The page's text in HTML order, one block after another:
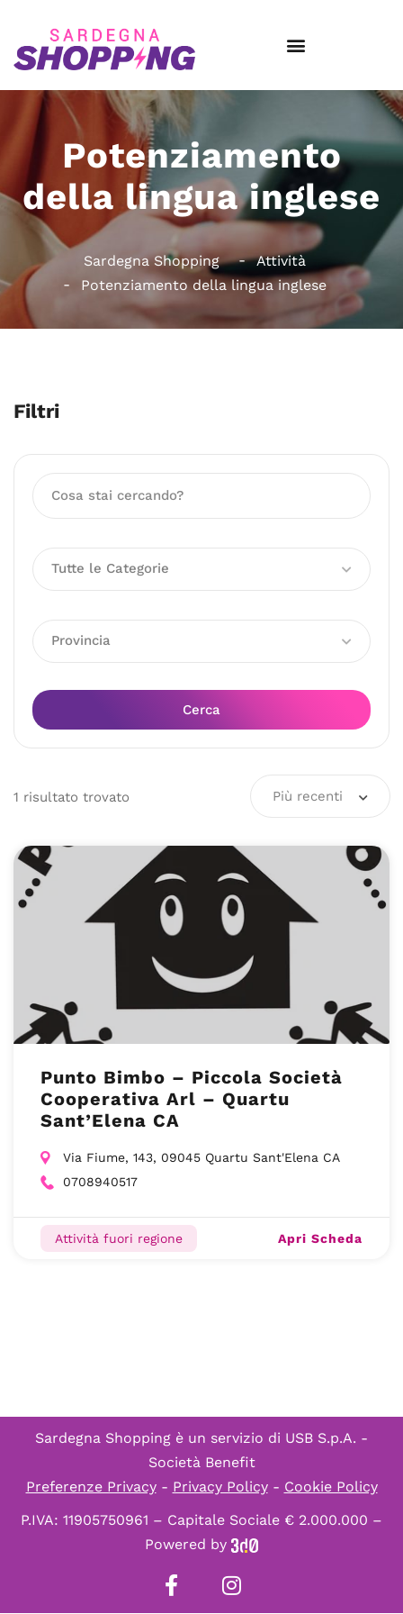
Potenziamento
della lingua inglese
Sardegna Shopping
Attività
Potenziamento della lingua inglese
Filtri
Tutte le Categorie
Provincia
Cerca
1 risultato trovato Più recenti
Punto Bimbo – Piccola Società
Cooperativa Arl – Quartu
Sant’Elena CA
Via Fiume, 143, 09045 Quartu Sant'Elena CA
0708940517
Attività fuori regione Apri Scheda
Sardegna Shopping è un servizio di USB S.p.A. -
Società Benefit
Preferenze Privacy- Privacy Policy- Cookie Policy
P.IVA: 11905750961 – Capitale Sociale € 2.000.000 –
Powered by